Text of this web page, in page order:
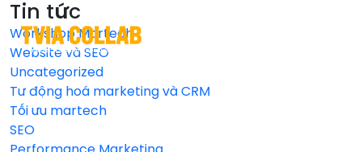
Tin tức
Workshop Martech
Website và SEO
Uncategorized
Tư động hoá marketing và CRM
Tối ưu martech
SEO